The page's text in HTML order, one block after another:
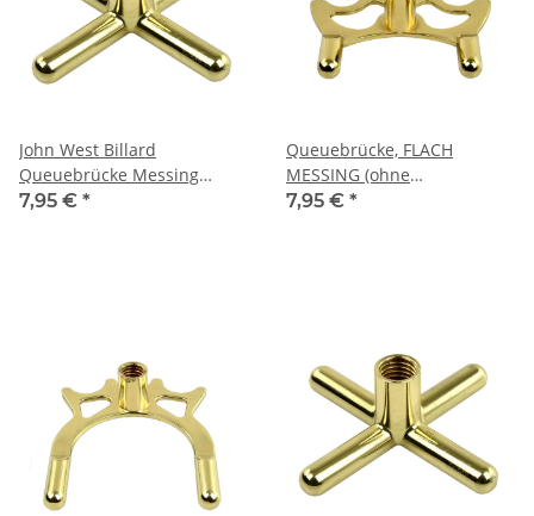
John West Billard
Queuebrücke Messing
Kreuz
7,95 € *
Queuebrücke, FLACH
MESSING (ohne
Brückenqueue)
7,95 € *